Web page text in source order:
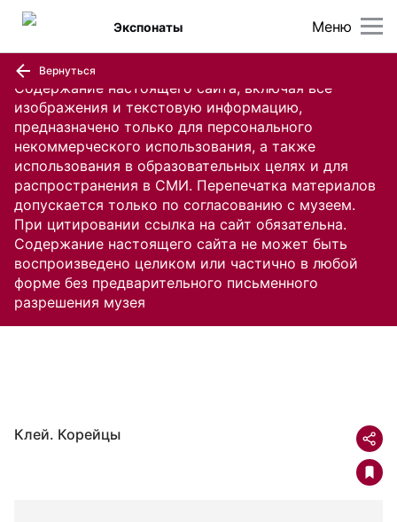
Содержание настоящего сайта, включая все
изображения и текстовую информацию,
предназначено только для персонального
некоммерческого использования, а также
использования в образовательных целях и для
распространения в СМИ. Перепечатка материалов
допускается только по согласованию с музеем.
При цитировании ссылка на сайт обязательна.
Содержание настоящего сайта не может быть
воспроизведено целиком или частично в любой
форме без предварительного письменного
разрешения музея
Меню
Экспонаты
Вернуться
Клей. Корейцы